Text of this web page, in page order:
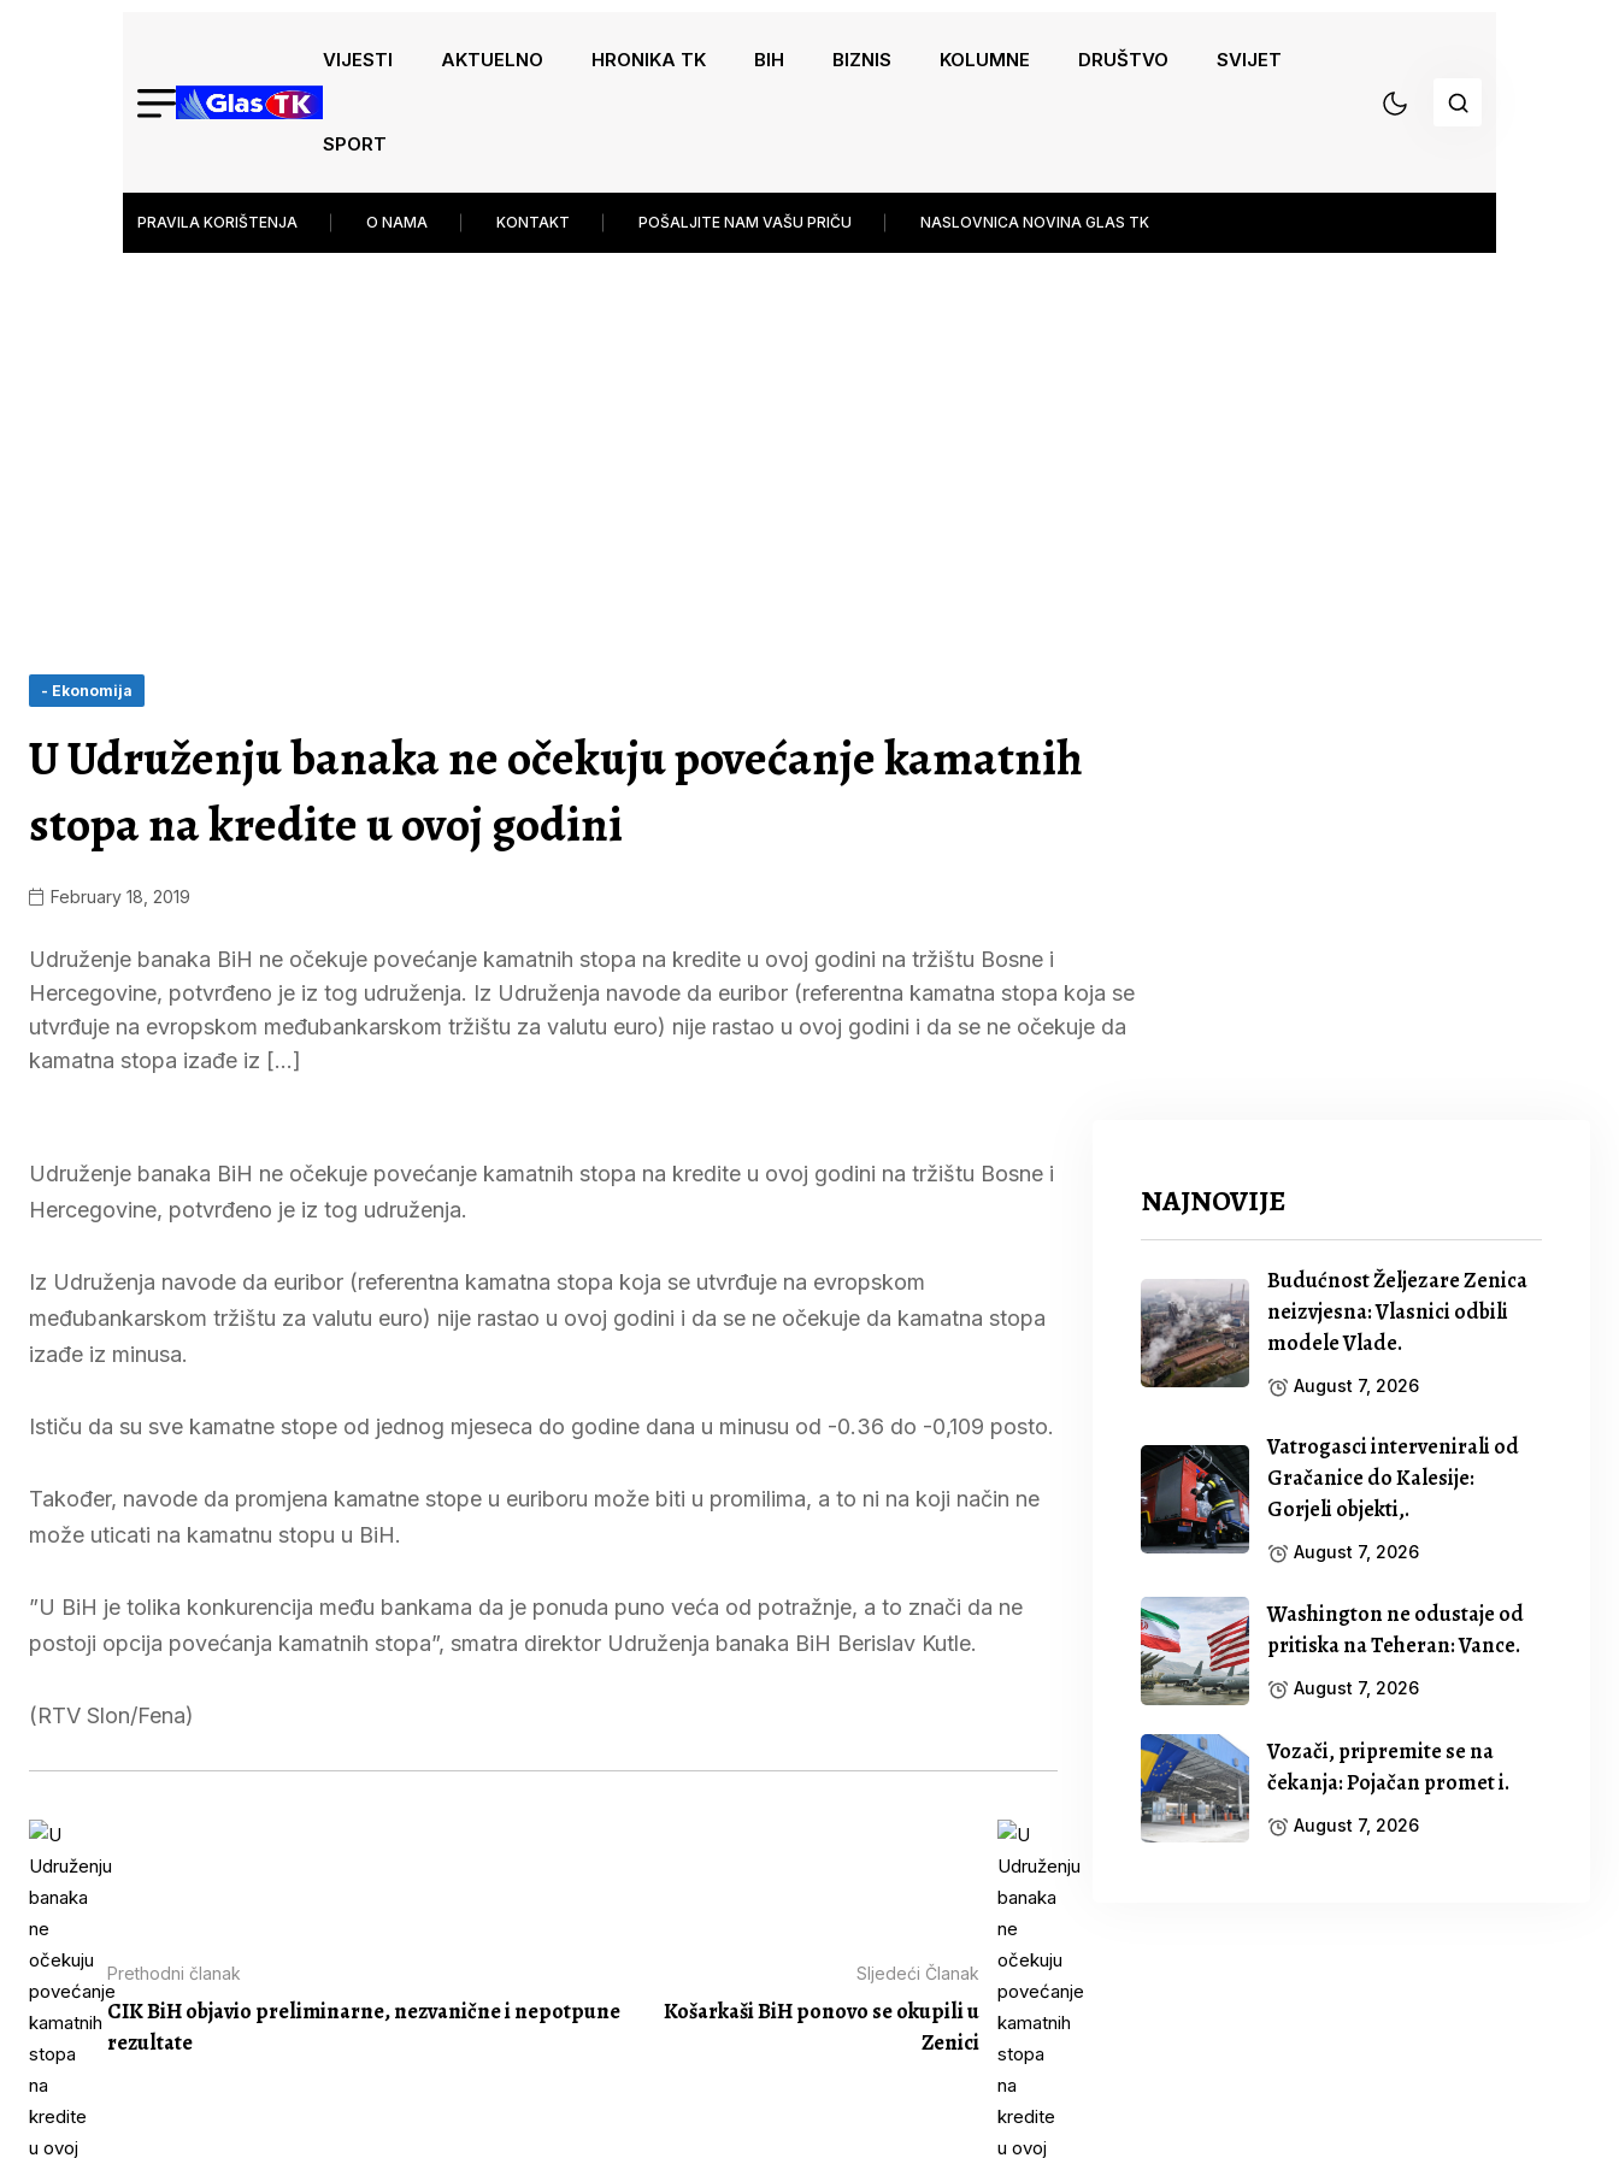
VIJESTI AKTUELNO HRONIKA TK BIH BIZNIS KOLUMNE DRUŠTVO SVIJET
SPORT
PRAVILA KORIŠTENJA O NAMA KONTAKT POŠALJITE NAM VAŠU PRIČU NASLOVNICA NOVINA GLAS TK
- Ekonomija
U Udruženju banaka ne očekuju povećanje kamatnih
stopa na kredite u ovoj godini
February 18, 2019
Udruženje banaka BiH ne očekuje povećanje kamatnih stopa na kredite u ovoj godini na tržištu Bosne i
Hercegovine, potvrđeno je iz tog udruženja. Iz Udruženja navode da euribor (referentna kamatna stopa koja se
utvrđuje na evropskom međubankarskom tržištu za valutu euro) nije rastao u ovoj godini i da se ne očekuje da
kamatna stopa izađe iz […]
Udruženje banaka BiH ne očekuje povećanje kamatnih stopa na kredite u ovoj godini na tržištu Bosne i
Hercegovine, potvrđeno je iz tog udruženja.
Iz Udruženja navode da euribor (referentna kamatna stopa koja se utvrđuje na evropskom
međubankarskom tržištu za valutu euro) nije rastao u ovoj godini i da se ne očekuje da kamatna stopa
izađe iz minusa.
Ističu da su sve kamatne stope od jednog mjeseca do godine dana u minusu od -0.36 do -0,109 posto.
Također, navode da promjena kamatne stope u euriboru može biti u promilima, a to ni na koji način ne
može uticati na kamatnu stopu u BiH.
”U BiH je tolika konkurencija među bankama da je ponuda puno veća od potražnje, a to znači da ne
postoji opcija povećanja kamatnih stopa”, smatra direktor Udruženja banaka BiH Berislav Kutle.
(RTV Slon/Fena)
Prethodni članak
CIK BiH objavio preliminarne, nezvanične i nepotpune
rezultate
Sljedeći Članak
Košarkaši BiH ponovo se okupili u
Zenici
NAJNOVIJE
Budućnost Željezare Zenica
neizvjesna: Vlasnici odbili
modele Vlade.
August 7, 2026
Vatrogasci intervenirali od
Gračanice do Kalesije:
Gorjeli objekti,.
August 7, 2026
Washington ne odustaje od
pritiska na Teheran: Vance.
August 7, 2026
Vozači, pripremite se na
čekanja: Pojačan promet i.
August 7, 2026